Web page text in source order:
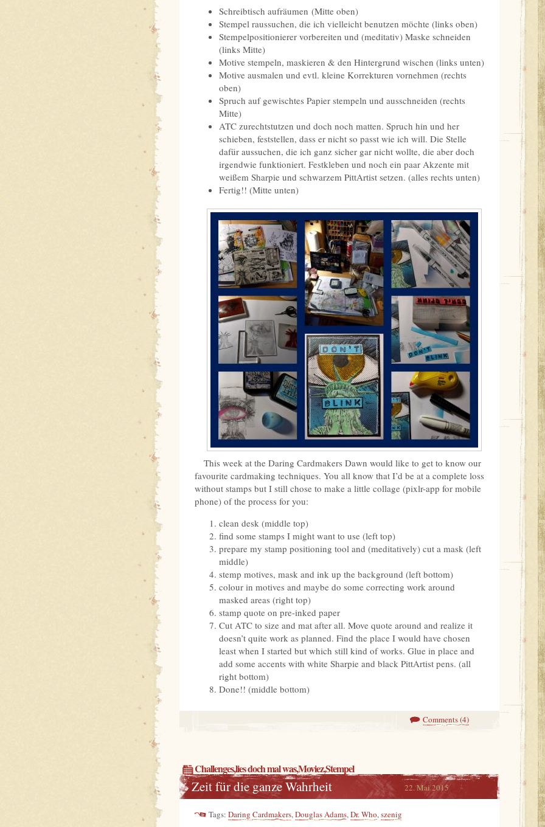
Schreibtisch aufräumen (Mitte oben)
Stempel raussuchen, die ich vielleicht benutzen möchte (links oben)
Stempelpositionierer vorbereiten und (meditativ) Maske schneiden
(links Mitte)
Motive stempeln, maskieren & den Hintergrund wischen (links unten)
Motive ausmalen und evtl. kleine Korrekturen vornehmen (rechts
oben)
Spruch auf gewischtes Papier stempeln und ausschneiden (rechts
Mitte)
ATC zurechtstutzen und doch noch matten. Spruch hin und her
schieben, feststellen, dass er nicht so passt wie ich will. Die Stelle
dafür aussuchen, die ich ganz sicher gar nicht wollte, die aber doch
irgendwie funktioniert. Festkleben und noch ein paar Akzente mit
weißem Sharpie und schwarzem PittArtist setzen. (alles rechts unten)
Fertig!! (Mitte unten)
This week at the Daring Cardmakers Dawn would like to get to know our
favourite cardmaking techniques. You all know that I’d be at a complete loss
without stamps but I still chose to make a little collage (pixlr-app for mobile
phone) of the process for you:
clean desk (middle top)
find some stamps I might want to use (left top)
prepare my stamp positioning tool and (meditatively) cut a mask (left
middle)
stemp motives, mask and ink up the background (left bottom)
colour in motives and maybe do some correcting work around
masked areas (right top)
stamp quote on pre-inked paper
Cut ATC to size and mat after all. Move quote around and realize it
doesn’t quite work as planned. Find the place I would have chosen
least when I started but which still kind of works. Glue in place and
add some accents with white Sharpie and black PittArtist pens. (all
right bottom)
Done!! (middle bottom)
Comments (4)
Challenges,lies doch mal was,Moviez,Stempel
22. Mai 2015
Zeit für die ganze Wahrheit
Tags: Daring Cardmakers, Douglas Adams, Dr. Who, szenig